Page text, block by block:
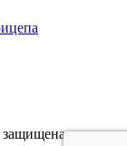
законом